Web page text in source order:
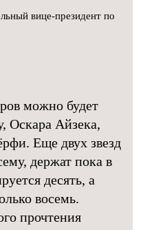
вице-президент по
можно будет
Оскара Айзека,
Еще двух звезд
держат пока в
десять, а
восемь.
прочтения